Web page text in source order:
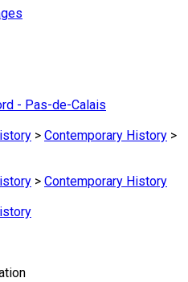
- Pas-de-Calais
> Contemporary History >
> Contemporary History